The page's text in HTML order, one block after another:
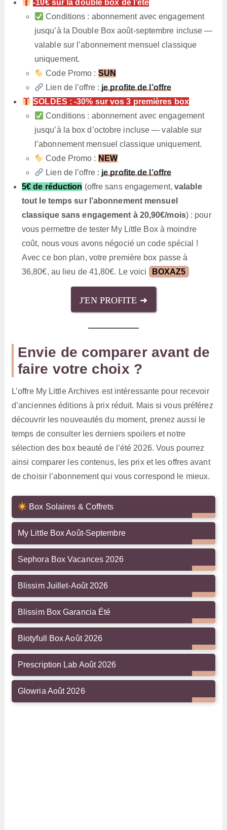
-10€ sur la double box de l’été
Conditions : abonnement avec engagement
jusqu’à la Double Box août-septembre incluse —
valable sur l’abonnement mensuel classique
uniquement.
Code Promo : SUN
Lien de l’offre :je profite de l’offre
SOLDES : -30% sur vos 3 premières box
Conditions : abonnement avec engagement
jusqu’à la box d’octobre incluse — valable sur
l’abonnement mensuel classique uniquement.
Code Promo : NEW
Lien de l’offre :je profite de l’offre
5€ de réduction (offre sans engagement, valable
tout le temps sur l’abonnement mensuel
classique sans engagement à 20,90€/mois) : pour
vous permettre de tester My Little Box à moindre
coût, nous vous avons négocié un code spécial !
Avec ce bon plan, votre première box passe à
36,80€, au lieu de 41,80€. Le voici
BOXAZ5
J'EN PROFITE ➜
Envie de comparer avant de
faire votre choix ?
L’offre My Little Archives est intéressante pour recevoir
d’anciennes éditions à prix réduit. Mais si vous préférez
découvrir les nouveautés du moment, prenez aussi le
temps de consulter les derniers spoilers et notre
sélection des box beauté de l’été 2026. Vous pourrez
ainsi comparer les contenus, les prix et les offres avant
de choisir l’abonnement qui vous correspond le mieux.
Box Solaires & Coffrets
My Little Box Août-Septembre
Sephora Box Vacances 2026
Blissim Juillet-Août 2026
Blissim Box Garancia Été
Biotyfull Box Août 2026
Prescription Lab Août 2026
Glowria Août 2026